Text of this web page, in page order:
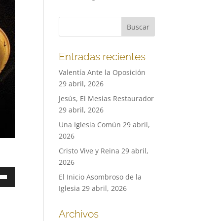
Entradas recientes
Valentía Ante la Oposición
29 abril, 2026
Jesús, El Mesías Restaurador
29 abril, 2026
Una Iglesia Común 29 abril,
2026
Cristo Vive y Reina 29 abril,
2026
El Inicio Asombroso de la
Iglesia 29 abril, 2026
Archivos